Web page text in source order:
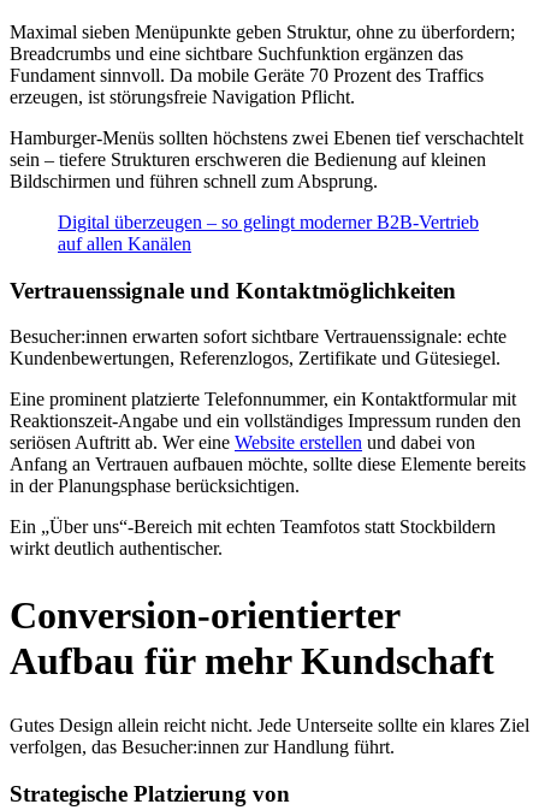
Maximal sieben Menüpunkte geben Struktur, ohne zu überfordern;
Breadcrumbs und eine sichtbare Suchfunktion ergänzen das
Fundament sinnvoll. Da mobile Geräte 70 Prozent des Traffics
erzeugen, ist störungsfreie Navigation Pflicht.
Hamburger-Menüs sollten höchstens zwei Ebenen tief verschachtelt
sein – tiefere Strukturen erschweren die Bedienung auf kleinen
Bildschirmen und führen schnell zum Absprung.
Digital überzeugen – so gelingt moderner B2B-Vertrieb
auf allen Kanälen
Vertrauenssignale und Kontaktmöglichkeiten
Besucher:innen erwarten sofort sichtbare Vertrauenssignale: echte
Kundenbewertungen, Referenzlogos, Zertifikate und Gütesiegel.
Eine prominent platzierte Telefonnummer, ein Kontaktformular mit
Reaktionszeit-Angabe und ein vollständiges Impressum runden den
seriösen Auftritt ab. Wer eine Website erstellen und dabei von
Anfang an Vertrauen aufbauen möchte, sollte diese Elemente bereits
in der Planungsphase berücksichtigen.
Ein „Über uns“-Bereich mit echten Teamfotos statt Stockbildern
wirkt deutlich authentischer.
Conversion-orientierter
Aufbau für mehr Kundschaft
Gutes Design allein reicht nicht. Jede Unterseite sollte ein klares Ziel
verfolgen, das Besucher:innen zur Handlung führt.
Strategische Platzierung von